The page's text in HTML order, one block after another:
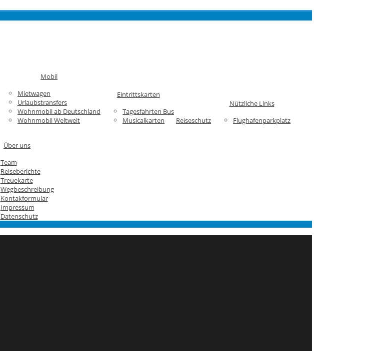
Mobil
Mietwagen
Urlaubstransfers
Wohnmobil ab Deutschland
Wohnmobil Weltweit
Eintrittskarten
Tagesfahrten Bus
Musicalkarten
Reiseschutz
Nützliche Links
Flughafenparkplatz
Über uns
Team
Reiseberichte
Treuekarte
Wegbeschreibung
Kontakformular
Impressum
Datenschutz